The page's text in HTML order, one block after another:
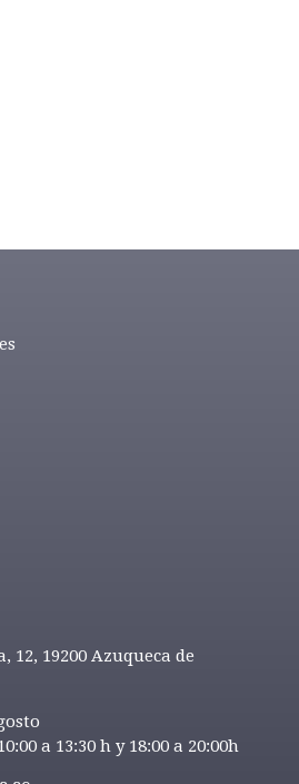
12, 19200 Azuqueca de
a 13:30 h y 18:00 a 20:00h